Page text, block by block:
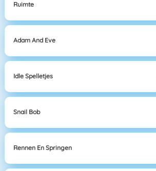
Ruimte
Adam And Eve
Idle Spelletjes
Snail Bob
Rennen En Springen